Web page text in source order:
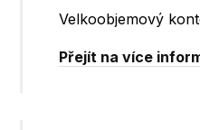
Velkoobjemový
Přejít na více